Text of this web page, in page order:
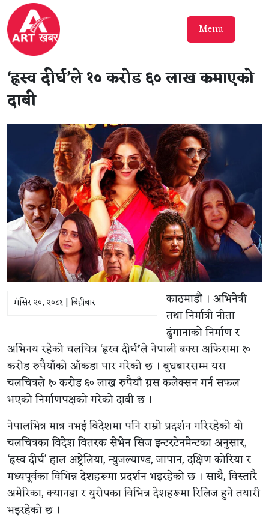
Menu
‘ह्रस्व दीर्घ’ले १० करोड ६० लाख कमाएको
दाबी
मंसिर २०, २०८१ | बिहीबार
काठमाडौं । अभिनेत्री
तथा निर्मात्री नीता
ढुंगानाको निर्माण र
अभिनय रहेको चलचित्र ‘ह्रस्व दीर्घ’ले नेपाली बक्स अफिसमा १०
करोड रुपैयाँको आँकडा पार गरेको छ । बुधबारसम्म यस
चलचित्रले १० करोड ६० लाख रुपैयाँ ग्रस कलेक्सन गर्न सफल
भएको निर्माणपक्षको गरेको दाबी छ ।
नेपालभित्र मात्र नभई विदेशमा पनि राम्रो प्रदर्शन गरिरहेको यो
चलचित्रका विदेश वितरक सेभेन सिज इन्टरटेनमेन्टका अनुसार,
‘ह्रस्व दीर्घ’ हाल अष्ट्रेलिया, न्युजल्याण्ड, जापान, दक्षिण कोरिया र
मध्यपूर्वका विभिन्न देशहरूमा प्रदर्शन भइरहेको छ । साथै, विस्तारै
अमेरिका, क्यानडा र युरोपका विभिन्न देशहरूमा रिलिज हुने तयारी
भइरहेको छ ।